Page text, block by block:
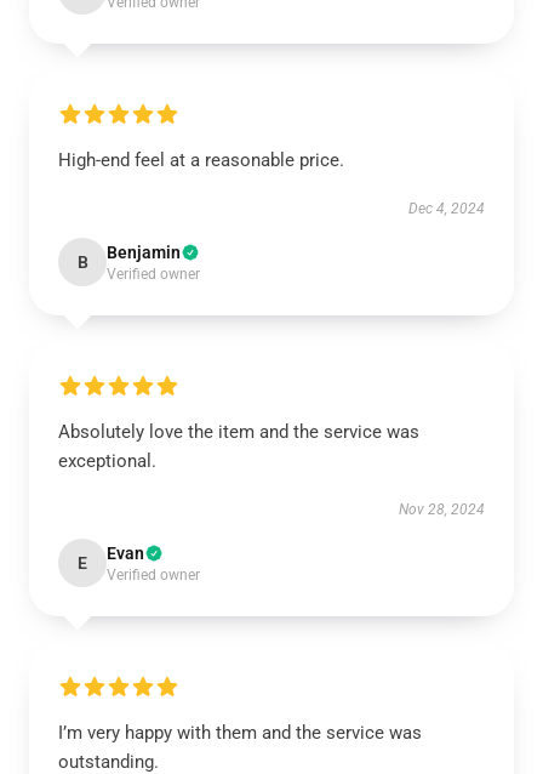
High-end feel at a reasonable price.
Dec 4, 2024
B Benjamin
Verified owner
Absolutely love the item and the service was
exceptional.
Nov 28, 2024
E Evan
Verified owner
I’m very happy with them and the service was
outstanding.